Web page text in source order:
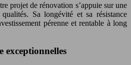
projet de rénovation s’appuie sur une
Sa longévité et sa résistance
pérenne et rentable à long
exceptionnelles